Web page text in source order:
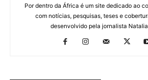
Por dentro da África é um site dedicado ao
com notícias, pesquisas, teses e
desenvolvido pela jornalista